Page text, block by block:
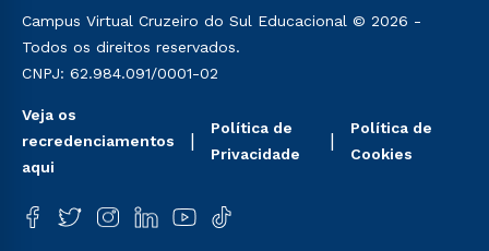
mencionadas são referentes aos cursos: Ensino
Religioso, Geografia para a Docência e Metodologia
do Ensino de História: Questões Atuais.
Campus Virtual Cruzeiro do Sul Educacional © 2026 -
Todos os direitos reservados.
CNPJ: 62.984.091/0001-02
Veja os
recredenciamentos
aqui
Política de
Privacidade
Política de
Cookies